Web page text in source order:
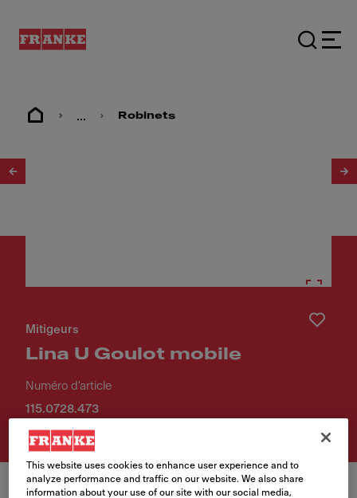
... Robinets
Mitigeurs
Lina U Goulot mobile
Numéro d'article
115.0728.473
This website uses cookies to enhance user experience and to
analyze performance and traffic on our website. We also share
information about your use of our site with our social media,